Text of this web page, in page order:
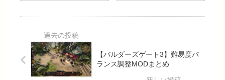
め｜
QoL
向
上、
拡張
すす
ラク
リや
各コ
ンパ
まと
【バルダーズゲート3】難易度バ
ランス調整MODまとめ